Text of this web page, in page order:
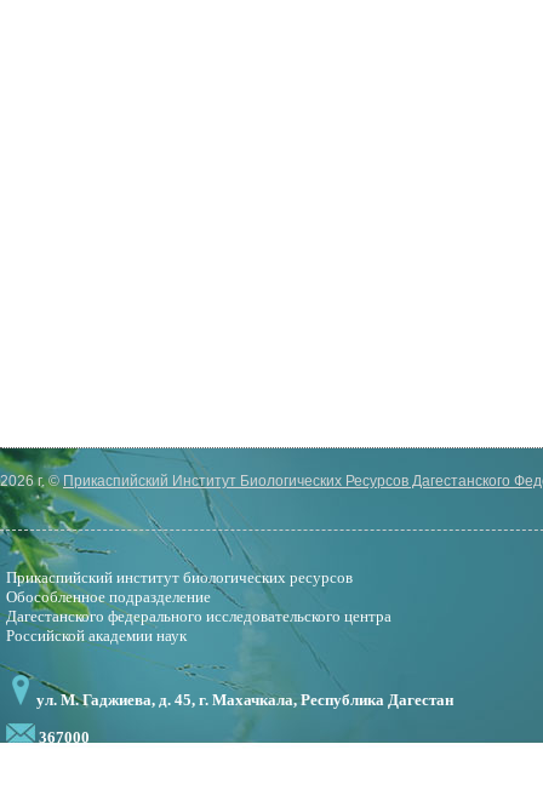
2026 г. ©Прикаспийский Институт Биологических Ресурсов Дагестанского
Прикаспийский институт биологических ресурсов
Обособленное подразделение
Дагестанского федерального исследовательского центра
Российской академии наук
ул. М. Гаджиева, д. 45, г. Махачкала, Республика Дагестан
367000